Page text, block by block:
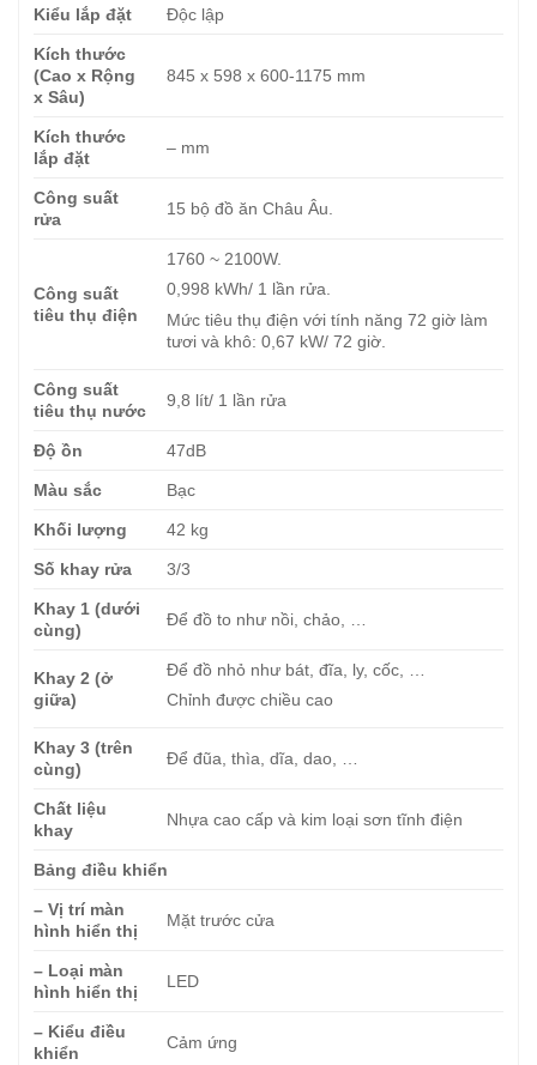
Kiểu lắp đặt Độc lập
Kích thước
(Cao x Rộng
x Sâu)
845 x 598 x 600-1175 mm
Kích thước
lắp đặt
– mm
Công suất
rửa
15 bộ đồ ăn Châu Âu.
Công suất
tiêu thụ điện
1760 ~ 2100W.
0,998 kWh/ 1 lần rửa.
Mức tiêu thụ điện với tính năng 72 giờ làm
tươi và khô: 0,67 kW/ 72 giờ.
Công suất
tiêu thụ nước
9,8 lít/ 1 lần rửa
Độ ồn 47dB
Màu sắc Bạc
Khối lượng 42 kg
Số khay rửa 3/3
Khay 1 (dưới
cùng)
Để đồ to như nồi, chảo, …
Khay 2 (ở
giữa)
Để đồ nhỏ như bát, đĩa, ly, cốc, …
Chỉnh được chiều cao
Khay 3 (trên
cùng)
Để đũa, thìa, dĩa, dao, …
Chất liệu
khay
Nhựa cao cấp và kim loại sơn tĩnh điện
Bảng điều khiển
– Vị trí màn
hình hiển thị
Mặt trước cửa
– Loại màn
hình hiển thị
LED
– Kiểu điều
khiển
Cảm ứng